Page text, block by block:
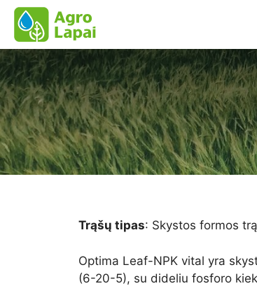
Pereiti
prie
turinio
Trąšų tipas: Skystos formos
Optima Leaf-NPK vital yra
(6-20-5), su dideliu fosforo